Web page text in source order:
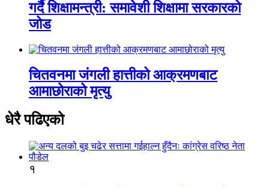
गर्दै शिक्षामन्त्री: समावेशी शिक्षामा सरकारको
जोड
चितवनमा जंगली हात्तीको आक्रमणबाट
आमाछोराको मृत्यु
धेरै पढिएको
१